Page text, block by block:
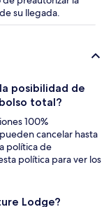
su llegada.
posibilidad de
total?
100%
cancelar hasta
política de
política para ver los
Lodge?